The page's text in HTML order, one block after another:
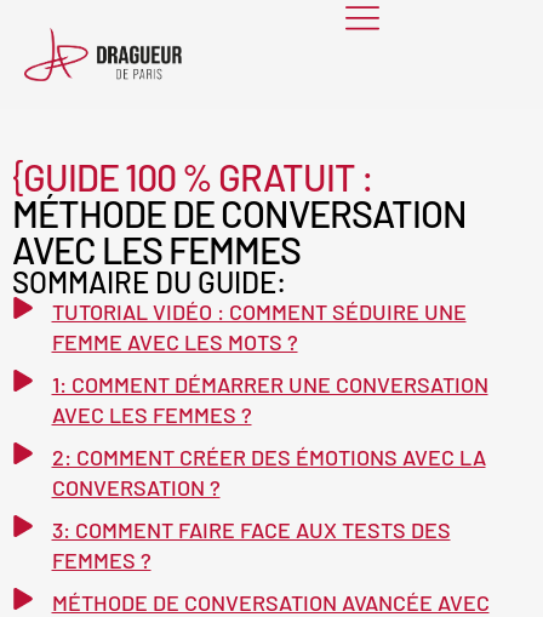
content
{GUIDE 100 % GRATUIT :
MÉTHODE DE CONVERSATION
AVEC LES FEMMES
SOMMAIRE DU GUIDE:
TUTORIAL VIDÉO : COMMENT SÉDUIRE UNE
FEMME AVEC LES MOTS ?
1: COMMENT DÉMARRER UNE CONVERSATION
AVEC LES FEMMES ?
2: COMMENT CRÉER DES ÉMOTIONS AVEC LA
CONVERSATION ?
3: COMMENT FAIRE FACE AUX TESTS DES
FEMMES ?
MÉTHODE DE CONVERSATION AVANCÉE AVEC